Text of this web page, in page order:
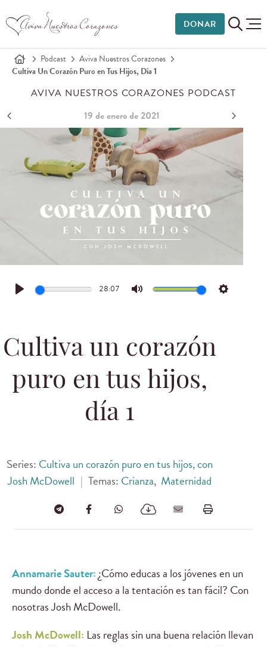
DONAR
Podcast
Aviva Nuestros Corazones
Cultiva Un Corazón Puro en Tus Hijos, Día 1
AVIVA NUESTROS CORAZONES PODCAST
19 de enero de 2021
Play
28:07
Mute Settings
Cultiva un corazón
puro en tus hijos,
día 1
Series: Cultiva un corazón puro en tus hijos, con
Josh McDowell | Temas: Crianza, Maternidad
Annamarie Sauter:¿Cómo educas a los jóvenes en un
mundo donde el acceso a la tentación es tan fácil? Con
nosotras Josh McDowell.
Josh McDowell: Las reglas sin una buena relación llevan